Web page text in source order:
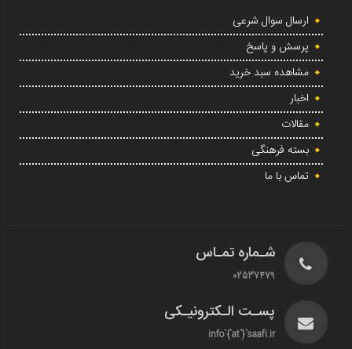
ارسال سوال شرعی
پرسش و پاسخ
مشاهده سبد خرید
اخبار
مقالات
بسته فرهنگی
تماس با ما
شـماره تمـاس
02537479
پسـت الـکترونیـکی
info`{`at`}`saafi.ir